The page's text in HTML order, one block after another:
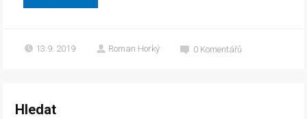
13.9. 2019 Roman Horký 0 Komentářů
Hledat